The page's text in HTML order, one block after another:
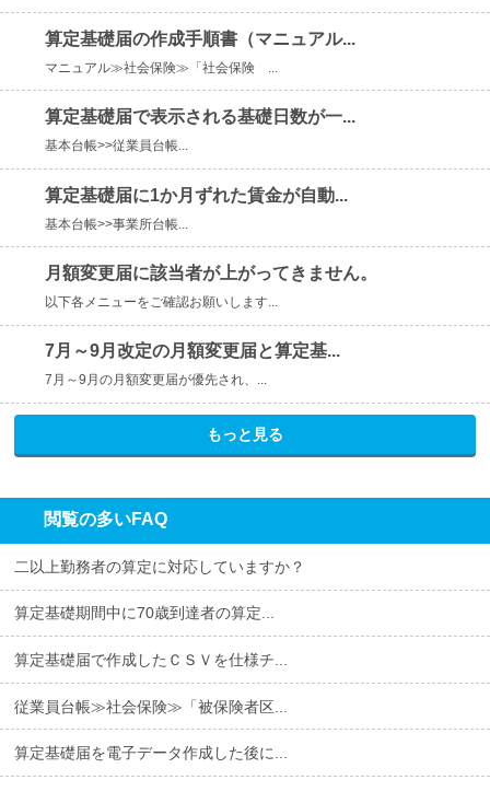
算定基礎届の作成手順書（マニュアル...
マニュアル≫社会保険≫「社会保険 ...
算定基礎届で表示される基礎日数が一...
基本台帳>>従業員台帳...
算定基礎届に1か月ずれた賃金が自動...
基本台帳>>事業所台帳...
月額変更届に該当者が上がってきません。
以下各メニューをご確認お願いします...
7月～9月改定の月額変更届と算定基...
7月～9月の月額変更届が優先され、...
もっと見る
閲覧の多いFAQ
二以上勤務者の算定に対応していますか？
算定基礎期間中に70歳到達者の算定...
算定基礎届で作成したＣＳＶを仕様チ...
従業員台帳≫社会保険≫「被保険者区...
算定基礎届を電子データ作成した後に...